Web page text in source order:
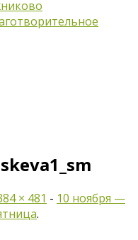
× 481 - 10 ноября —
.